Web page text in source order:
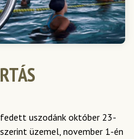
fedett uszodánk október 23-
üzemel, november 1-én